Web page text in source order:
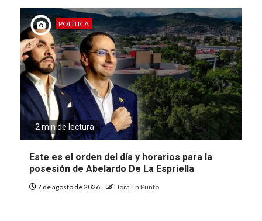
POLÍTICA
2 min de lectura
Este es el orden del día y horarios para la
posesión de Abelardo De La Espriella
7 de agosto de 2026 Hora En Punto